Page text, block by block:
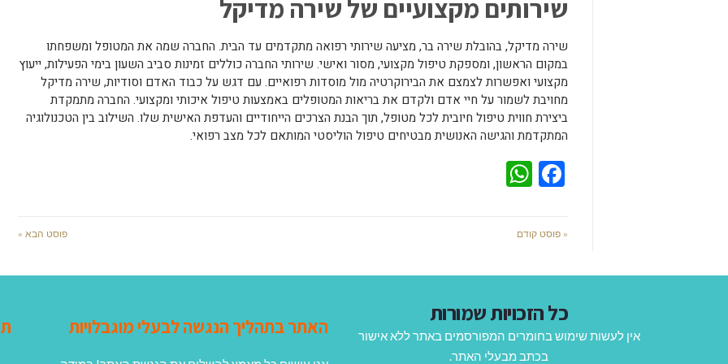
שירותים מקצועיים של שירה מדיקל
שירה מדיקל, בהובלת שירה בר, מציעה שירותי רפואה מתקדמים עד הבית. החברה שמה את המטופל ומשפחתו
במקום הראשון, ומספקת טיפול מקצועי, מסור ואישי. שירותי החברה כוללים זמינות סביב השעון בימי הפעילות, ייעוץ
מקצועי ואפשרות לצמצם את הבירוקרטיה מול מוסדות רפואיים. עם דגש על כבוד האדם וסודיות, שירה מדיקל
מחויבת לשמור על חיי אדם ולקדם את בריאות המטופלים באמצעות טיפול איכותי ומקצועי. החברה מתמקדת
ביצירת חווית טיפול חיובית לכל מטופל, תוך הבנת הצרכים הייחודיים והעדפת האישית שלו. השילוב בין הטכנולוגיה
המתקדמת והגישה האנושית מבטיחים טיפול הוליסטי המותאם לכל מצב רפואי.
Facebook
« פוסט קודם פוסט הבא »
כל הזכויות שמורות
אין לעשות שימוש בחומרים המפורסמים באתר ללא אישור
בכתב מבעלי האתר.
האתר בתהליך הנגשה לבעלי מוגבלויות